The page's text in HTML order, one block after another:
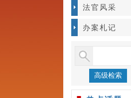
法官风采
办案札记
高级检索